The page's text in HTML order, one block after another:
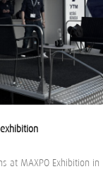
at MAXPO Exhibition in